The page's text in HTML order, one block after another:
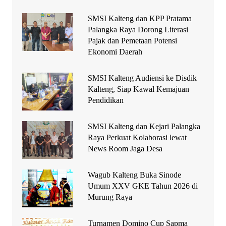
SMSI Kalteng dan KPP Pratama
Palangka Raya Dorong Literasi
Pajak dan Pemetaan Potensi
Ekonomi Daerah
SMSI Kalteng Audiensi ke Disdik
Kalteng, Siap Kawal Kemajuan
Pendidikan
SMSI Kalteng dan Kejari Palangka
Raya Perkuat Kolaborasi lewat
News Room Jaga Desa
Wagub Kalteng Buka Sinode
Umum XXV GKE Tahun 2026 di
Murung Raya
Turnamen Domino Cup Sapma